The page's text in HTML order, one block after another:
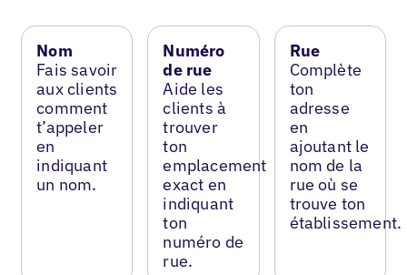
Nom
Fais savoir
aux clients
comment
t’appeler
en
indiquant
un nom.
Numéro
de rue
Aide les
clients à
trouver
ton
emplacement
exact en
indiquant
ton
numéro de
rue.
Rue
Complète
ton
adresse
en
ajoutant le
nom de la
rue où se
trouve ton
établissement.